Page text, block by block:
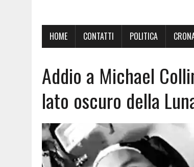
HOME CONTATTI POLITICA
Addio a Michael
lato oscuro della